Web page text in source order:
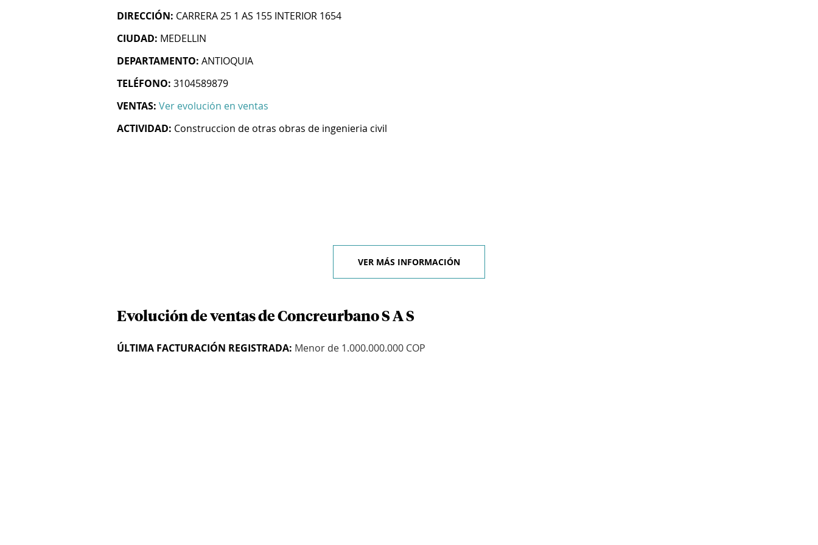
DIRECCIÓN: CARRERA 25 1 AS 155 INTERIOR 1654
CIUDAD: MEDELLIN
DEPARTAMENTO: ANTIOQUIA
TELÉFONO: 3104589879
VENTAS: Ver evolución en ventas
ACTIVIDAD: Construccion de otras obras de ingenieria civil
VER MÁS INFORMACIÓN
Evolución de ventas de Concreurbano S A S
ÚLTIMA FACTURACIÓN REGISTRADA: Menor de 1.000.000.000 COP